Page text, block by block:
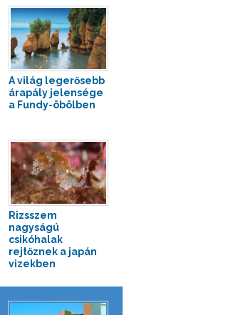
A világ legerősebb
árapály jelensége
a Fundy-öbölben
Rizsszem
nagyságú
csikóhalak
rejtőznek a japán
vizekben